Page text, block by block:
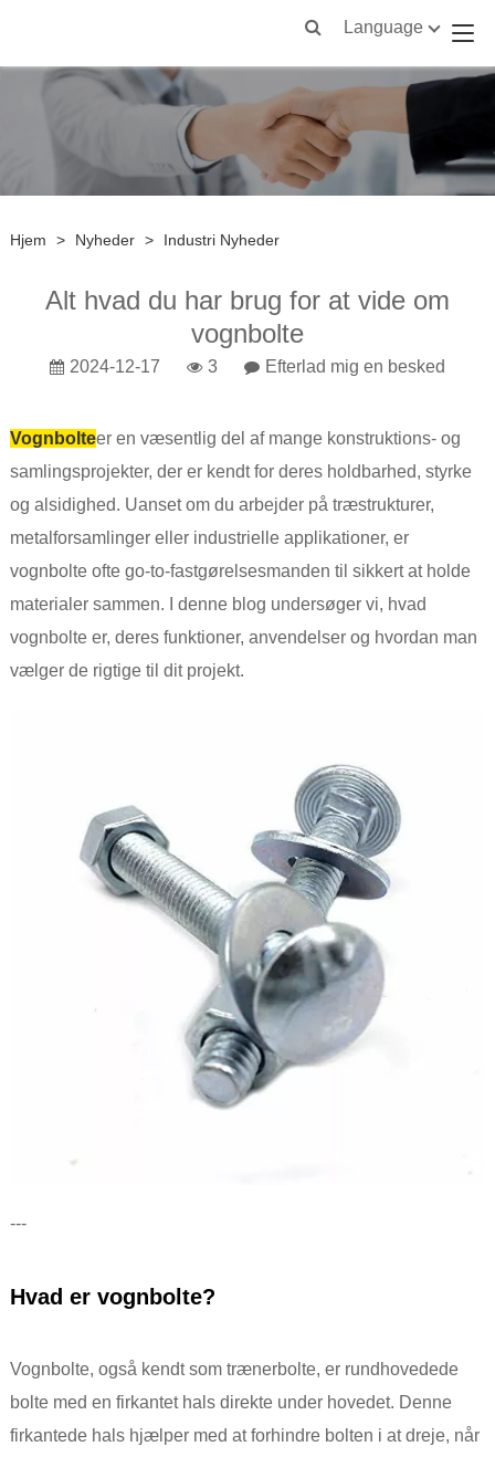
Language
Hjem > Nyheder > Industri Nyheder
Alt hvad du har brug for at vide om
vognbolte
2024-12-17 3 Efterlad mig en besked
Vognbolteer en væsentlig del af mange konstruktions- og
samlingsprojekter, der er kendt for deres holdbarhed, styrke
og alsidighed. Uanset om du arbejder på træstrukturer,
metalforsamlinger eller industrielle applikationer, er
vognbolte ofte go-to-fastgørelsesmanden til sikkert at holde
materialer sammen. I denne blog undersøger vi, hvad
vognbolte er, deres funktioner, anvendelser og hvordan man
vælger de rigtige til dit projekt.
---
Hvad er vognbolte?
Vognbolte, også kendt som trænerbolte, er rundhovedede
bolte med en firkantet hals direkte under hovedet. Denne
firkantede hals hjælper med at forhindre bolten i at dreje, når